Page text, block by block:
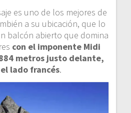
es uno de los mejores de
a su ubicación, que lo
balcón abierto que domina
con el imponente Midi
metros justo delante,
lado francés.